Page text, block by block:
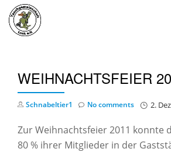
Skip
WEIHNACHTSFEIER
Schnabeltier1 2.
No comments
Zur Weihnachtsfeier 2011 konnte
80 % ihrer Mitglieder in der